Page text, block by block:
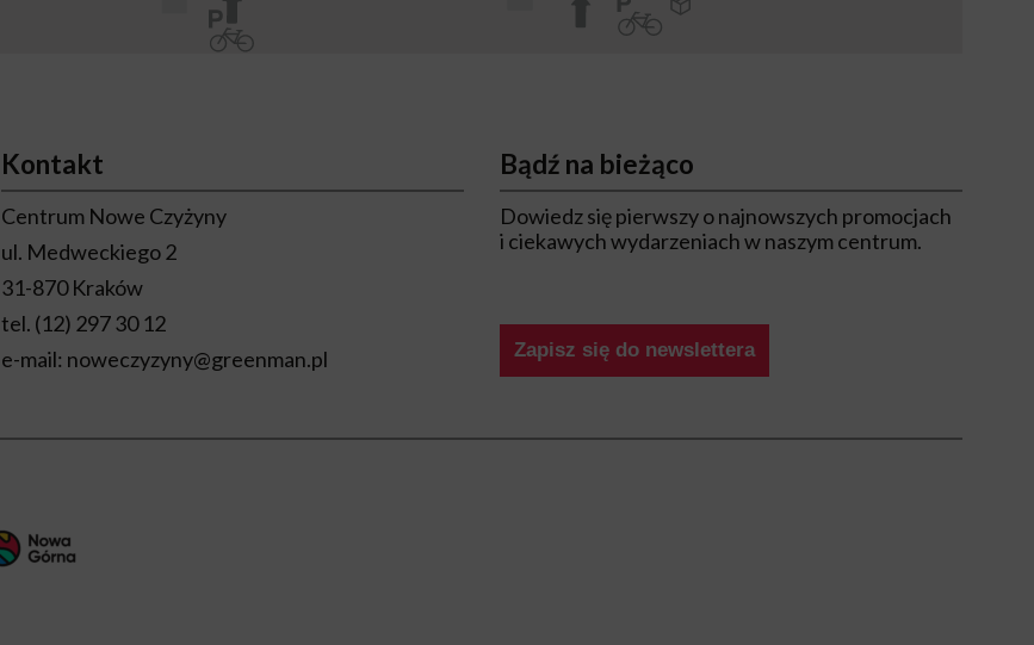
Kontakt
Centrum Nowe Czyżyny
ul. Medweckiego 2
31-870 Kraków
tel. (12) 297 30 12
e-mail: noweczyzyny@greenman.pl
Bądź na bieżąco
Dowiedz się pierwszy o najnowszych promocjach
i ciekawych wydarzeniach w naszym centrum.
Zapisz się do newslettera